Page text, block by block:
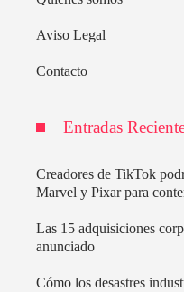
Aviso Legal
Contacto
Entradas
Creadores de TikTok
Marvel y Pixar para
Las 15 adquisiciones
anunciado
Cómo los desastres